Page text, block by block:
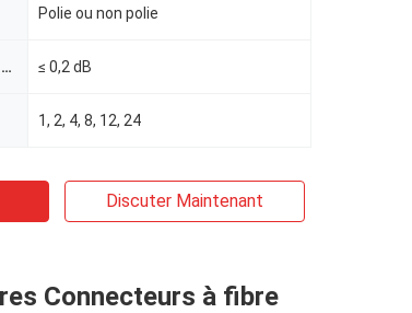
Polie ou non polie
Perte par insertion de connecteur ≤ 0,2 dB
1, 2, 4, 8, 12, 24
Discuter Maintenant
Connecteurs à fibre